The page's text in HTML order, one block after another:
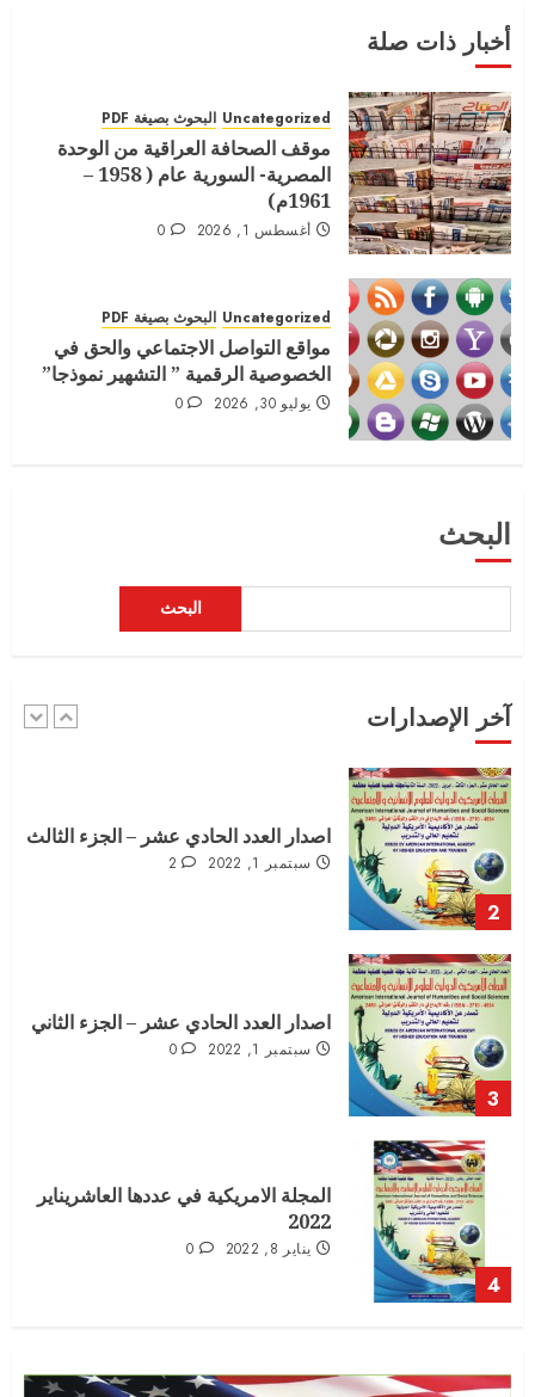
أخبار ذات صلة
Uncategorized البحوث بصيغة PDF
موقف الصحافة العراقية من الوحدة
المصرية- السورية عام ( 1958 –
1961م)
أغسطس 1, 2026 0
Uncategorized البحوث بصيغة PDF
مواقع التواصل الاجتماعي والحق في
الخصوصية الرقمية ” التشهير نموذجا”
يوليو 30, 2026 0
البحث
البحث
آخر الإصدارات
3
سبتمبر 1, 2022 0
4
يناير 8, 2022 0
5
1
العدد الثاني عشر – الجزء الاول – الخاص
2
اصدار العدد الحادي عشر – الجزء الثالث
سبتمبر 1, 2022 2
3
اصدار العدد الحادي عشر – الجزء الثاني
سبتمبر 1, 2022 0
4
المجلة الامريكية في عددها العاشريناير
2022
يناير 8, 2022 0
المجلة الامريكية الدولية العدد السابع